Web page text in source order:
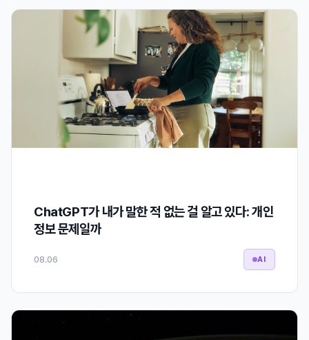
ChatGPT가 내가 말한 적 없는 걸 알고 있다: 개인
정보 문제일까
08.06 AI